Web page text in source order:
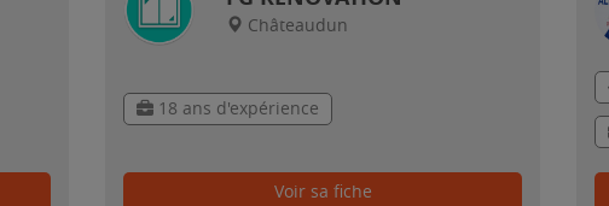
Châteaudun
18 ans d'expérience
Voir sa fiche